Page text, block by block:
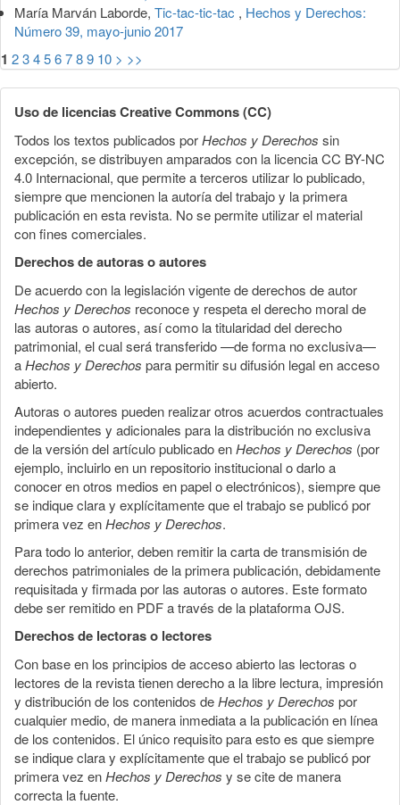
María Marván Laborde, Tic-tac-tic-tac , Hechos y Derechos:
Número 39, mayo-junio 2017
1 23456789 10 > >>
Uso de licencias Creative Commons (CC)
Todos los textos publicados porHechos y Derechos sin
excepción, se distribuyen amparados con la licencia CC BY-NC
4.0 Internacional, que permite a terceros utilizar lo publicado,
siempre que mencionen la autoría del trabajo y la primera
publicación en esta revista. No se permite utilizar el material
con fines comerciales.
Derechos de autoras o autores
De acuerdo con la legislación vigente de derechos de autor
Hechos y Derechos reconoce y respeta el derecho moral de
las autoras o autores, así como la titularidad del derecho
patrimonial, el cual será transferido —de forma no exclusiva—
aHechos y Derechos para permitir su difusión legal en acceso
abierto.
Autoras o autores pueden realizar otros acuerdos contractuales
independientes y adicionales para la distribución no exclusiva
de la versión del artículo publicado enHechos y Derechos (por
ejemplo, incluirlo en un repositorio institucional o darlo a
conocer en otros medios en papel o electrónicos), siempre que
se indique clara y explícitamente que el trabajo se publicó por
primera vez enHechos y Derechos.
Para todo lo anterior, deben remitir la carta de transmisión de
derechos patrimoniales de la primera publicación, debidamente
requisitada y firmada por las autoras o autores. Este formato
debe ser remitido en PDF a través de la plataforma OJS.
Derechos de lectoras o lectores
Con base en los principios de acceso abierto las lectoras o
lectores de la revista tienen derecho a la libre lectura, impresión
y distribución de los contenidos deHechos y Derechos por
cualquier medio, de manera inmediata a la publicación en línea
de los contenidos. El único requisito para esto es que siempre
se indique clara y explícitamente que el trabajo se publicó por
primera vez enHechos y Derechos y se cite de manera
correcta la fuente.